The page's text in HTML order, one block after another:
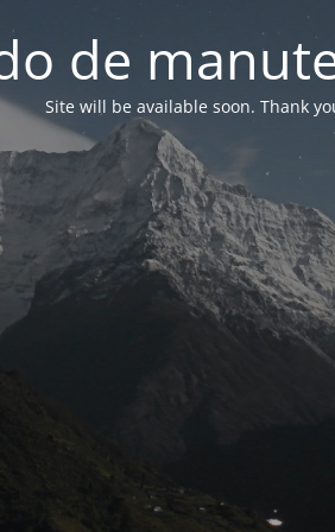
de
Site will be available soon. Thank